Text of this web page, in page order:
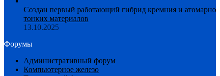
Создан первый работающий гибрид кремния и атомарно
тонких материалов
13.10.2025
Форумы
Административный форум
Компьютерное железо